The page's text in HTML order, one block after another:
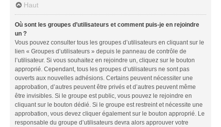
Haut
Où sont les groupes d’utilisateurs et comment puis-je en rejoindre
un ?
Vous pouvez consulter tous les groupes d’utilisateurs en cliquant sur le
lien « Groupes d’utilisateurs » depuis le panneau de contrôle de
l’utilisateur. Si vous souhaitez en rejoindre un, cliquez sur le bouton
approprié. Cependant, tous les groupes d’utilisateurs ne sont pas
ouverts aux nouvelles adhésions. Certains peuvent nécessiter une
approbation, d’autres peuvent être privés et d’autres peuvent même
être invisibles. Si le groupe est public, vous pouvez le rejoindre en
cliquant sur le bouton dédié. Si le groupe est restreint et nécessite une
approbation, vous devez cliquer également sur le bouton approprié. Le
responsable du groupe d’utilisateurs devra alors approuver votre